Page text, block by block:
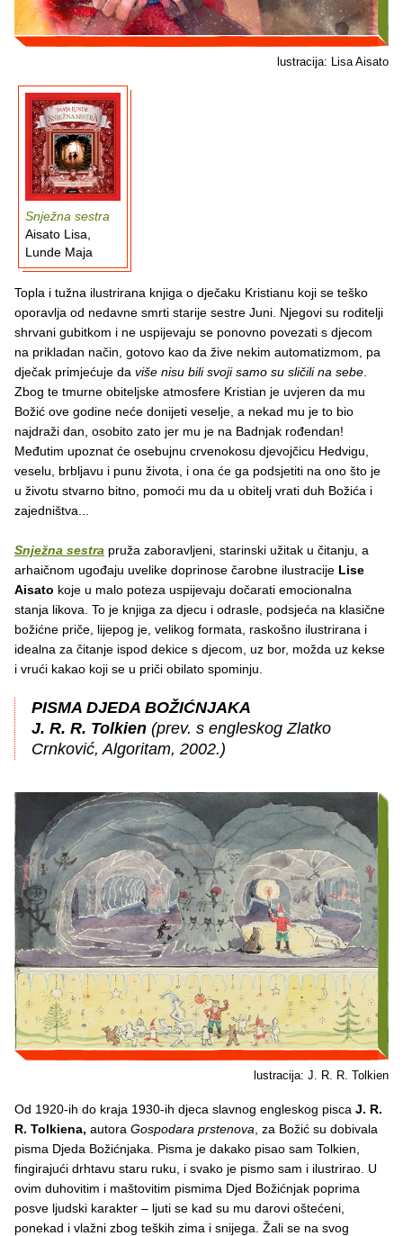
lustracija: Lisa Aisato
Snježna sestra
Aisato Lisa,
Lunde Maja
Topla i tužna ilustrirana knjiga o dječaku Kristianu koji se teško
oporavlja od nedavne smrti starije sestre Juni. Njegovi su roditelji
shrvani gubitkom i ne uspijevaju se ponovno povezati s djecom
na prikladan način, gotovo kao da žive nekim automatizmom, pa
dječak primjećuje da više nisu bili svoji samo su sličili na sebe.
Zbog te tmurne obiteljske atmosfere Kristian je uvjeren da mu
Božić ove godine neće donijeti veselje, a nekad mu je to bio
najdraži dan, osobito zato jer mu je na Badnjak rođendan!
Međutim upoznat će osebujnu crvenokosu djevojčicu Hedvigu,
veselu, brbljavu i punu života, i ona će ga podsjetiti na ono što je
u životu stvarno bitno, pomoći mu da u obitelj vrati duh Božića i
zajedništva...
Snježna sestra pruža zaboravljeni, starinski užitak u čitanju, a
arhaičnom ugođaju uvelike doprinose čarobne ilustracije Lise
Aisato koje u malo poteza uspijevaju dočarati emocionalna
stanja likova. To je knjiga za djecu i odrasle, podsjeća na klasične
božićne priče, lijepog je, velikog formata, raskošno ilustrirana i
idealna za čitanje ispod dekice s djecom, uz bor, možda uz kekse
i vrući kakao koji se u priči obilato spominju.
PISMA DJEDA BOŽIĆNJAKA
J. R. R. Tolkien (prev. s engleskog Zlatko
Crnković, Algoritam, 2002.)
lustracija: J. R. R. Tolkien
Od 1920-ih do kraja 1930-ih djeca slavnog engleskog pisca J. R.
R. Tolkiena, autora Gospodara prstenova , za Božić su dobivala
pisma Djeda Božićnjaka. Pisma je dakako pisao sam Tolkien,
fingirajući drhtavu staru ruku, i svako je pismo sam i ilustrirao. U
ovim duhovitim i maštovitim pismima Djed Božićnjak poprima
posve ljudski karakter – ljuti se kad su mu darovi oštećeni,
ponekad i vlažni zbog teških zima i snijega. Žali se na svog